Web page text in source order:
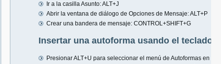
Ir a la casilla Asunto: ALT+J
Abrir la ventana de diálogo de Opciones de Mensaje: ALT+P
Crear una bandera de mensaje: CONTROL+SHIFT+G
Insertar una autoforma usando el teclado
Presionar ALT+U para seleccionar el menú de Autoformas en la